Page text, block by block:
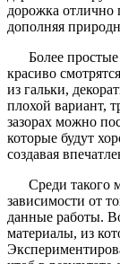
дорожка отлично
дополняя
Более
красиво
из гальки,
плохой вариант,
зазорах можно
которые будут
создавая
Среди такого
зависимости от
данные работы.
материалы, из